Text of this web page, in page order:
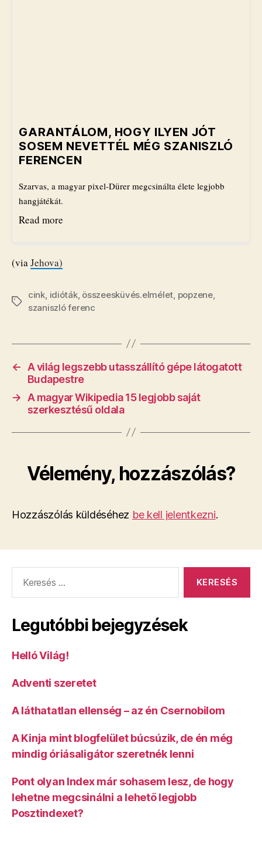
GARANTÁLOM, HOGY ILYEN JÓT
SOSEM NEVETTÉL MÉG SZANISZLÓ
FERENCEN
Szarvas, a magyar pixel-Dürer megcsinálta élete legjobb
hangjátékát.
Read more
(viaJehova)
Címkék
cink, idióták, összeesküvés.elmélet, popzene,
szaniszló ferenc
←
A világ legszebb utasszállító gépe látogatott
Budapestre
→
A magyar Wikipedia 15 legjobb saját
szerkesztésű oldala
Vélemény, hozzászólás?
Hozzászólás küldéséhez be kell jelentkezni.
Legutóbbi bejegyzések
Helló Világ!
Adventi szeretet
A láthatatlan ellenség – az én Csernobilom
A Kinja mint blogfelület búcsúzik, de én még
mindig óriásaligátor szeretnék lenni
Pont olyan Index már sohasem lesz, de hogy
lehetne megcsinálni a lehető legjobb
Posztindexet?